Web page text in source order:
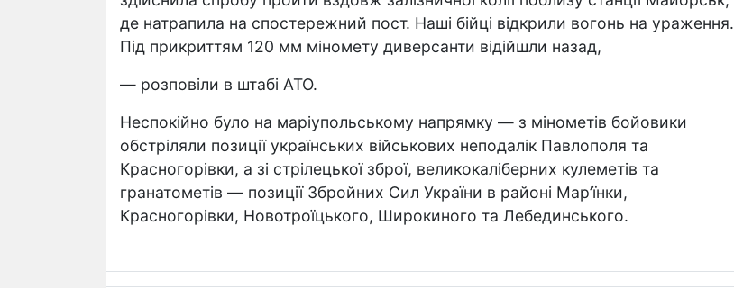
де натрапила на спостережний пост. Наші бійці відкрили вогонь на ураження.
Під прикриттям 120 мм міномету диверсанти відійшли назад,
— розповіли в штабі АТО.
Неспокійно було на маріупольському напрямку — з мінометів бойовики
обстріляли позиції українських військових неподалік Павлополя та
Красногорівки, а зі стрілецької зброї, великокаліберних кулеметів та
гранатометів — позиції Збройних Сил України в районі Мар’їнки,
Красногорівки, Новотроїцького, Широкиного та Лебединського.